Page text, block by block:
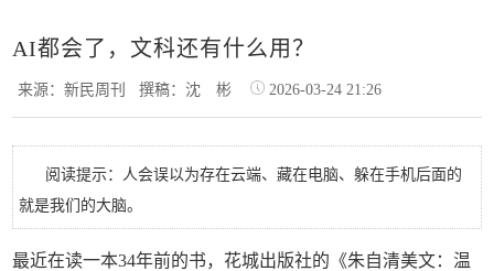
AI都会了，文科还有什么用？
来源：新民周刊撰稿：沈 彬 2026-03-24 21:26
阅读提示：人会误以为存在云端、藏在电脑、躲在手机后面的
就是我们的大脑。
最近在读一本34年前的书，花城出版社的《朱自清美文：温